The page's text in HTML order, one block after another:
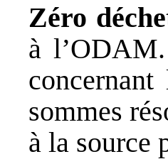
Zéro
à
sommes
à la source